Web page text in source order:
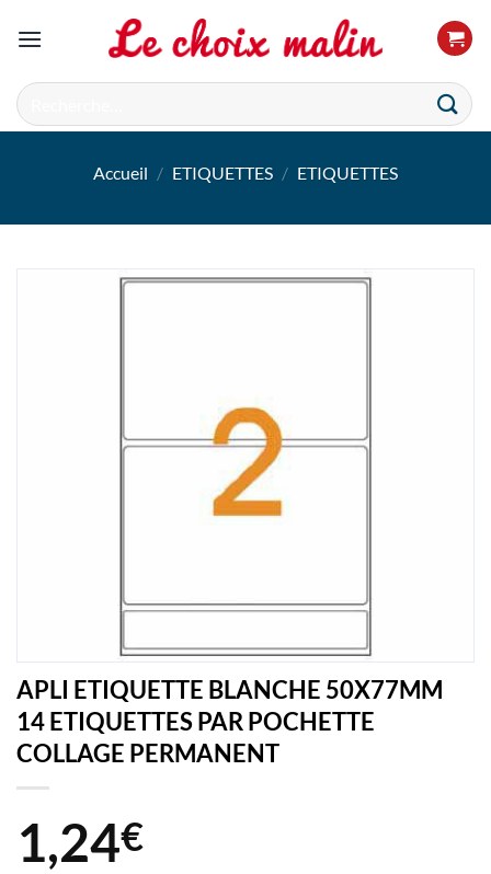
Recherche
pour :
Accueil / ETIQUETTES / ETIQUETTES
APLI ETIQUETTE BLANCHE 50X77MM
14 ETIQUETTES PAR POCHETTE
COLLAGE PERMANENT
1,24€